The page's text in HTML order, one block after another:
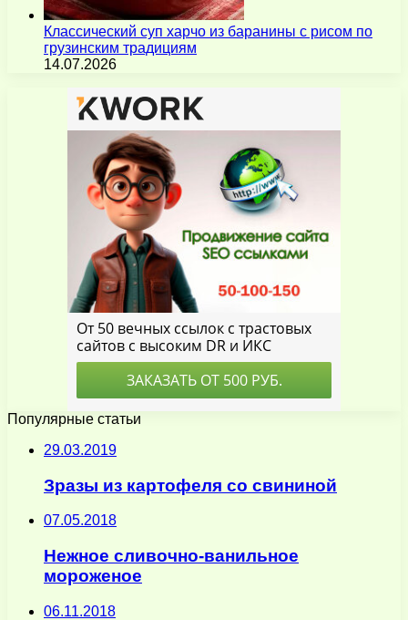
Классический суп харчо из баранины с рисом по
грузинским традициям
14.07.2026
Популярные статьи
29.03.2019
Зразы из картофеля со свининой
07.05.2018
Нежное сливочно-ванильное
мороженое
06.11.2018